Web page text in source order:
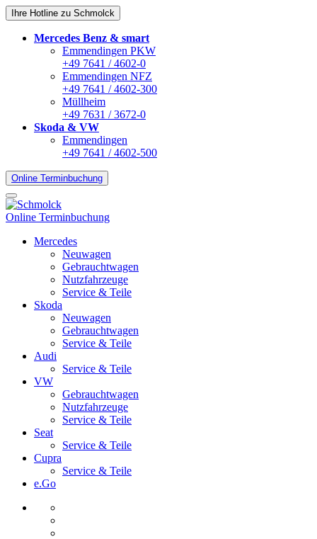
Ihre Hotline zu Schmolck
Mercedes Benz & smart
Emmendingen PKW
+49 7641 / 4602-0
Emmendingen NFZ
+49 7641 / 4602-300
Müllheim
+49 7631 / 3672-0
Skoda & VW
Emmendingen
+49 7641 / 4602-500
Online Terminbuchung
Online Terminbuchung
Mercedes
Neuwagen
Gebrauchtwagen
Nutzfahrzeuge
Service & Teile
Skoda
Neuwagen
Gebrauchtwagen
Service & Teile
Audi
Service & Teile
VW
Gebrauchtwagen
Nutzfahrzeuge
Service & Teile
Seat
Service & Teile
Cupra
Service & Teile
e.Go